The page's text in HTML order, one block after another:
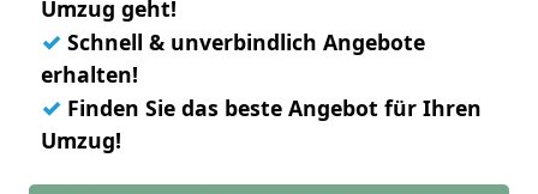
Umzug geht!
✓ Schnell & unverbindlich Angebote
erhalten!
✓ Finden Sie das beste Angebot für Ihren
Umzug!